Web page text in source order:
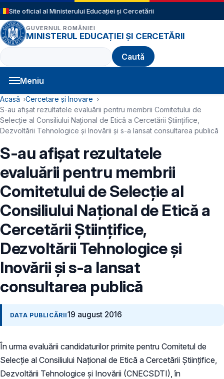
Sari la conținutul principal
Site oficial al Ministerului Educației și Cercetării
GUVERNUL ROMÂNIEI
MINISTERUL EDUCAȚIEI ȘI CERCETĂRII
Caută
Meniu
Navigație principală
Cale de navigare
Acasă
Cercetare și Inovare
S-au afişat rezultatele evaluării pentru membrii Comitetului de
Selecţie al Consiliului Național de Etică a Cercetării Științifice,
Dezvoltării Tehnologice și Inovării şi s-a lansat consultarea publică
S-au afişat rezultatele
evaluării pentru membrii
Comitetului de Selecţie al
Consiliului Național de Etică a
Cercetării Științifice,
Dezvoltării Tehnologice și
Inovării şi s-a lansat
consultarea publică
DATA PUBLICĂRII19 august 2016
În urma evaluării candidaturilor primite pentru Comitetul de
Selecție al Consiliului Național de Etică a Cercetării Științifice,
Dezvoltării Tehnologice și Inovării (CNECSDTI), în